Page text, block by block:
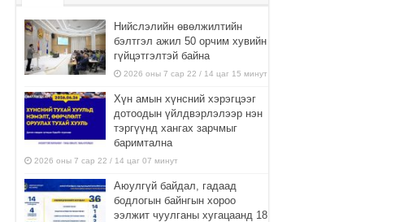
Нийслэлийн өвөлжилтийн
бэлтгэл ажил 50 орчим хувийн
гүйцэтгэлтэй байна
2026 оны 7 сар 22 / 14 цаг 15 минут
Хүн амын хүнсний хэрэгцээг
дотоодын үйлдвэрлэлээр нэн
тэргүүнд хангах зарчмыг
баримтална
2026 оны 7 сар 22 / 14 цаг 07 минут
Аюулгүй байдал, гадаад
бодлогын байнгын хороо
ээлжит чуулганы хугацаанд 18